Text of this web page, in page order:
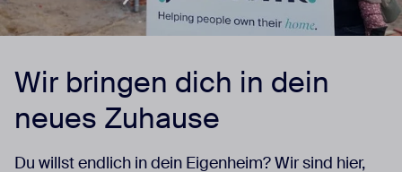
Wir bringen dich in dein
neues Zuhause
Du willst endlich in dein Eigenheim? Wir sind hier,